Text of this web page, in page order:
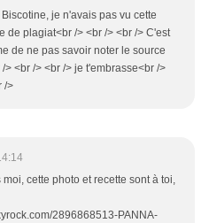
je n'avais pas vu cette
de plagiat<br /> <br /> <br /> C'est
de ne pas savoir noter le source
> <br /> <br /> je t'embrasse<br />
/>
cette photo et recette sont à toi,
2896868513-PANNA-